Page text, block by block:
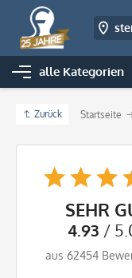
alle Kategorien
Zurück Startseite
SEHR
4.93 /
aus 62454